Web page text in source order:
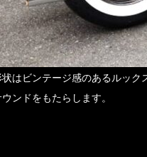
状はビンテージ感のあるルッ
ンドをもたらします。